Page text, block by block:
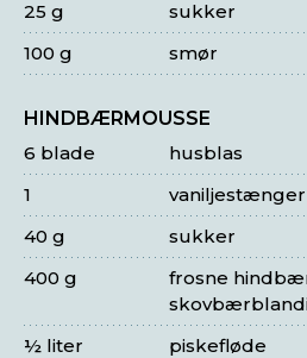
sukker
25 g
smør
100 g
HINDBÆRMOUSSE
husblas
6 blade
vaniljestænger
1
sukker
40 g
frosne
400 g
piskefløde
½ liter